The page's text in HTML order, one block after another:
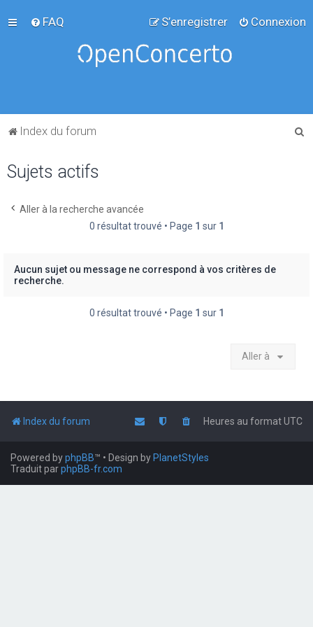
FAQ Connexion
S’enregistrer
Index du forum
Sujets actifs
Aller à la recherche avancée
0 résultat trouvé • Page 1 sur 1
Aucun sujet ou message ne correspond à vos critères de
recherche.
0 résultat trouvé • Page 1 sur 1
Aller à
Index du forum Heures au formatUTC
Powered byphpBB™ • Design by PlanetStyles
Traduit parphpBB-fr.com